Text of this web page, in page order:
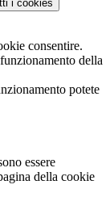
i cookies
consentire.
della
potete
essere
della cookie